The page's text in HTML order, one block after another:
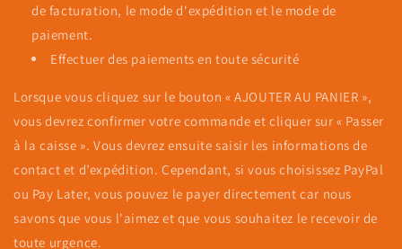
de facturation, le mode d'expédition et le mode de
paiement.
Effectuer des paiements en toute sécurité
Lorsque vous cliquez sur le bouton « AJOUTER AU PANIER »,
vous devrez confirmer votre commande et cliquer sur « Passer
à la caisse ». Vous devrez ensuite saisir les informations de
contact et d’expédition. Cependant, si vous choisissez PayPal
ou Pay Later, vous pouvez le payer directement car nous
savons que vous l'aimez et que vous souhaitez le recevoir de
toute urgence.